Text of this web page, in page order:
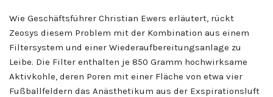
Wie Geschäftsführer Christian Ewers erläutert, rückt
Zeosys diesem Problem mit der Kombination aus einem
Filtersystem und einer Wiederaufbereitungsanlage zu
Leibe. Die Filter enthalten je 850 Gramm hochwirksame
Aktivkohle, deren Poren mit einer Fläche von etwa vier
Fußballfeldern das Anästhetikum aus der Exspirationsluft